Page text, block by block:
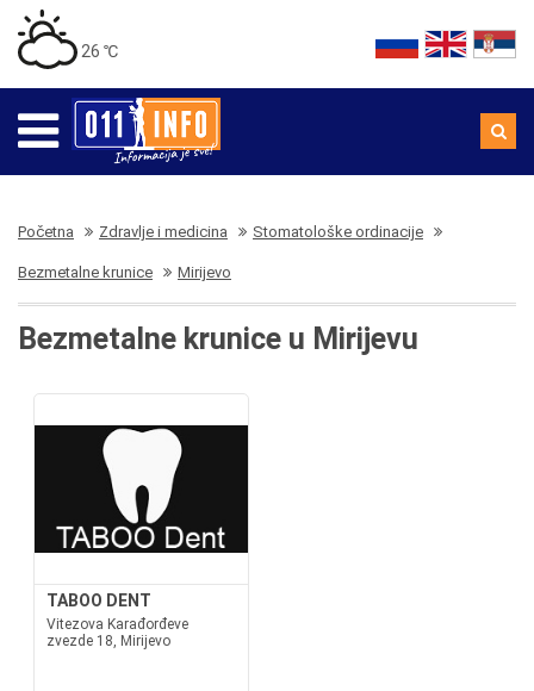
26 ℃
Početna Zdravlje i medicina Stomatološke ordinacije
Bezmetalne krunice Mirijevo
Bezmetalne krunice u Mirijevu
TABOO DENT
Vitezova Karađorđeve
zvezde 18, Mirijevo